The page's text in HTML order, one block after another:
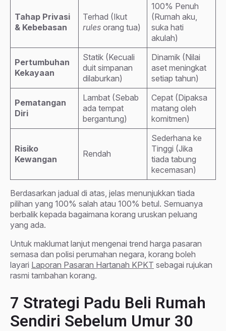
Tahap Privasi
& Kebebasan
Terhad (Ikut
rules orang tua)
100% Penuh
(Rumah aku,
suka hati
akulah)
Pertumbuhan
Kekayaan
Statik (Kecuali
duit simpanan
dilaburkan)
Dinamik (Nilai
aset meningkat
setiap tahun)
Pematangan
Diri
Lambat (Sebab
ada tempat
bergantung)
Cepat (Dipaksa
matang oleh
komitmen)
Risiko
Kewangan
Rendah
Sederhana ke
Tinggi (Jika
tiada tabung
kecemasan)
Berdasarkan jadual di atas, jelas menunjukkan tiada
pilihan yang 100% salah atau 100% betul. Semuanya
berbalik kepada bagaimana korang uruskan peluang
yang ada.
Untuk maklumat lanjut mengenai trend harga pasaran
semasa dan polisi perumahan negara, korang boleh
layari Laporan Pasaran Hartanah KPKT sebagai rujukan
rasmi tambahan korang.
7 Strategi Padu Beli Rumah
Sendiri Sebelum Umur 30